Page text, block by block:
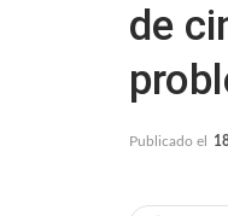
de
Publicado el